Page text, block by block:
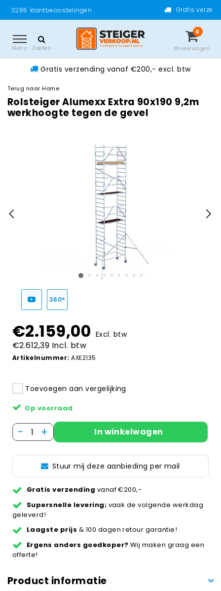
Gratis verzending vanaf
Menu Zoeken
0
Winkelwagen
Gratis verzending vanaf €200,- excl. btw
Terug naar Home
Rolsteiger Alumexx Extra 90x190 9,2m
werkhoogte tegen de gevel
360°
€2.159,00 Excl. btw
€2.612,39 Incl. btw
Artikelnummer: AXE2135
Toevoegen aan vergelijking
Op voorraad
- + In winkelwagen
Stuur mij deze aanbieding per mail
Gratis verzending vanaf €200,-
Supersnelle levering; vaak de volgende werkdag
geleverd!
Laagste prijs & 100 dagen retour garantie!
Ergens anders goedkoper? Wij maken graag een
offerte!
Product informatie